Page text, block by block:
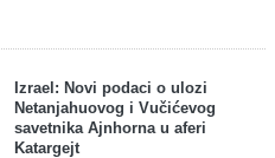
Izrael: Novi podaci o ulozi
Netanjahuovog i Vučićevog
savetnika Ajnhorna u aferi
Katargejt